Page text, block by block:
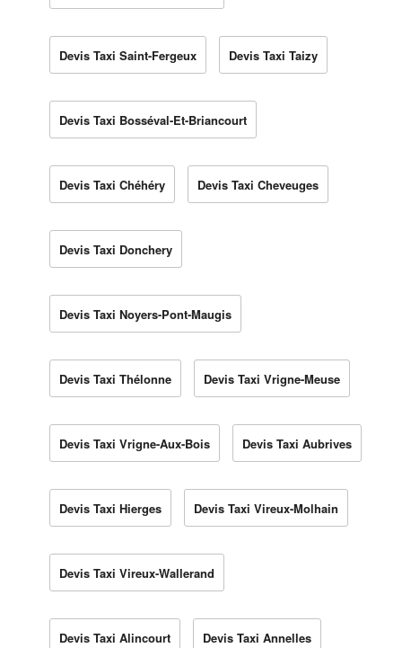
Devis Taxi Saint-Fergeux Devis Taxi Taizy
Devis Taxi Bosséval-Et-Briancourt
Devis Taxi Chéhéry Devis Taxi Cheveuges
Devis Taxi Donchery
Devis Taxi Noyers-Pont-Maugis
Devis Taxi Thélonne Devis Taxi Vrigne-Meuse
Devis Taxi Vrigne-Aux-Bois Devis Taxi Aubrives
Devis Taxi Hierges Devis Taxi Vireux-Molhain
Devis Taxi Vireux-Wallerand
Devis Taxi Alincourt Devis Taxi Annelles